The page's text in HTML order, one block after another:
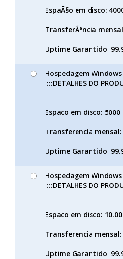
EspaÃ§o em disco:
TransferÃªncia
Uptime Garantido:
Hospedagem Windows
::::DETALHES DO
Espaco em disco: 5000
Transferencia mensal:
Uptime Garantido:
Hospedagem Windows
::::DETALHES DO
Espaco em disco:
Transferencia mensal:
Uptime Garantido: